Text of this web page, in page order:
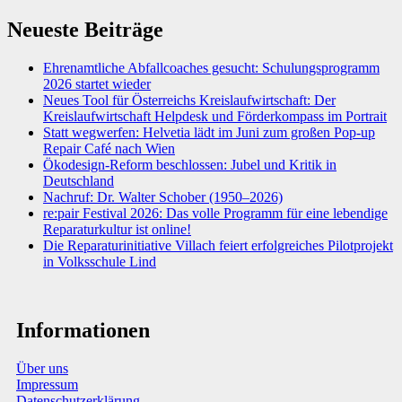
Neueste Beiträge
Ehrenamtliche Abfallcoaches gesucht: Schulungsprogramm
2026 startet wieder
Neues Tool für Österreichs Kreislaufwirtschaft: Der
Kreislaufwirtschaft Helpdesk und Förderkompass im Portrait
Statt wegwerfen: Helvetia lädt im Juni zum großen Pop-up
Repair Café nach Wien
Ökodesign-Reform beschlossen: Jubel und Kritik in
Deutschland
Nachruf: Dr. Walter Schober (1950–2026)
re:pair Festival 2026: Das volle Programm für eine lebendige
Reparaturkultur ist online!
Die Reparaturinitiative Villach feiert erfolgreiches Pilotprojekt
in Volksschule Lind
Informationen
Über uns
Impressum